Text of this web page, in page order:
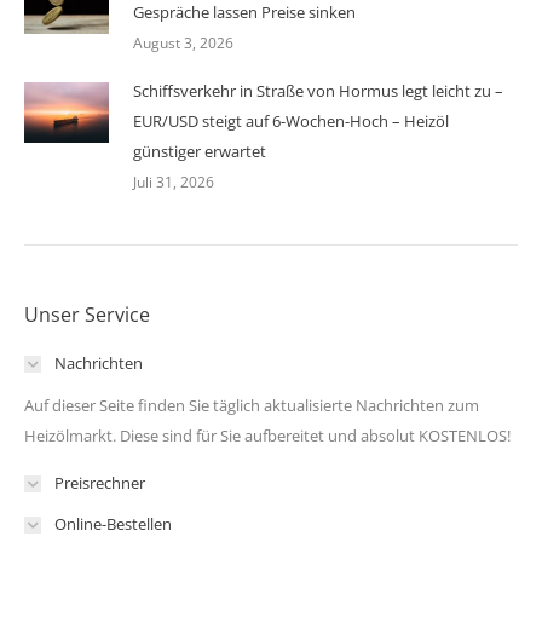
Gespräche lassen Preise sinken
August 3, 2026
Schiffsverkehr in Straße von Hormus legt leicht zu –
EUR/USD steigt auf 6-Wochen-Hoch – Heizöl
günstiger erwartet
Juli 31, 2026
Unser Service
Nachrichten
Auf dieser Seite finden Sie täglich aktualisierte Nachrichten zum
Heizölmarkt. Diese sind für Sie aufbereitet und absolut KOSTENLOS!
Preisrechner
Online-Bestellen